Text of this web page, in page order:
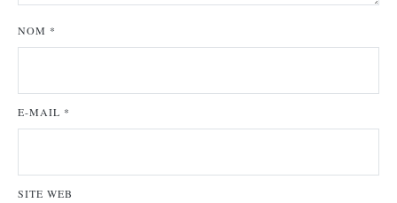
NOM *
E-MAIL *
SITE WEB